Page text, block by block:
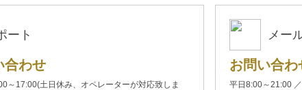
ート
合わせ
～17:00(土日休み、オペレーターが対応致しま
メー
お問い合わ
平日8:00～21:00